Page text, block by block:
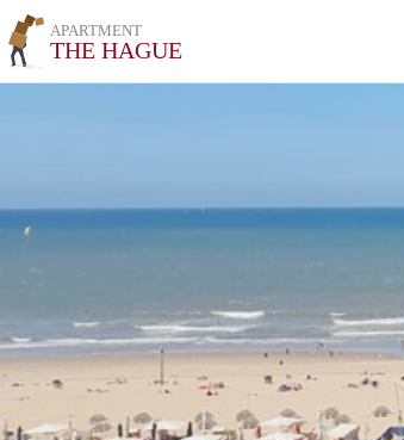
APARTMENT
THE HAGUE